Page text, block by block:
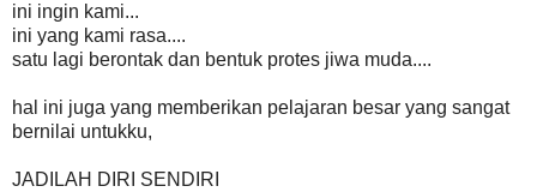
ini ingin kami...
ini yang kami rasa....
satu lagi berontak dan bentuk protes jiwa muda....
hal ini juga yang memberikan pelajaran besar yang sangat
bernilai untukku,
JADILAH DIRI SENDIRI